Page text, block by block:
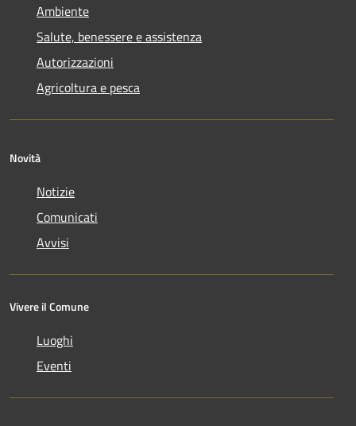
Ambiente
Salute, benessere e assistenza
Autorizzazioni
Agricoltura e pesca
Novità
Notizie
Comunicati
Avvisi
Vivere il Comune
Luoghi
Eventi